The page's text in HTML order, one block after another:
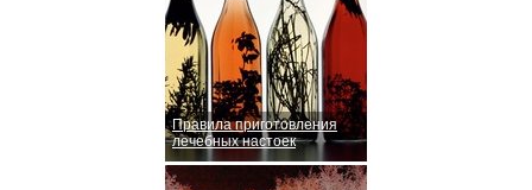
Правила приготовления
лечебных настоек